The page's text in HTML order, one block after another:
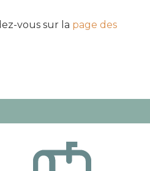
vous sur la page des